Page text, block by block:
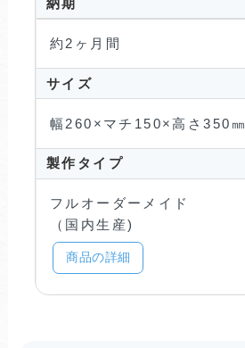
納期
約2ヶ月間
サイズ
幅260×マチ150×高さ350㎜
製作タイプ
フルオーダーメイド
（国内生産)
商品の詳細